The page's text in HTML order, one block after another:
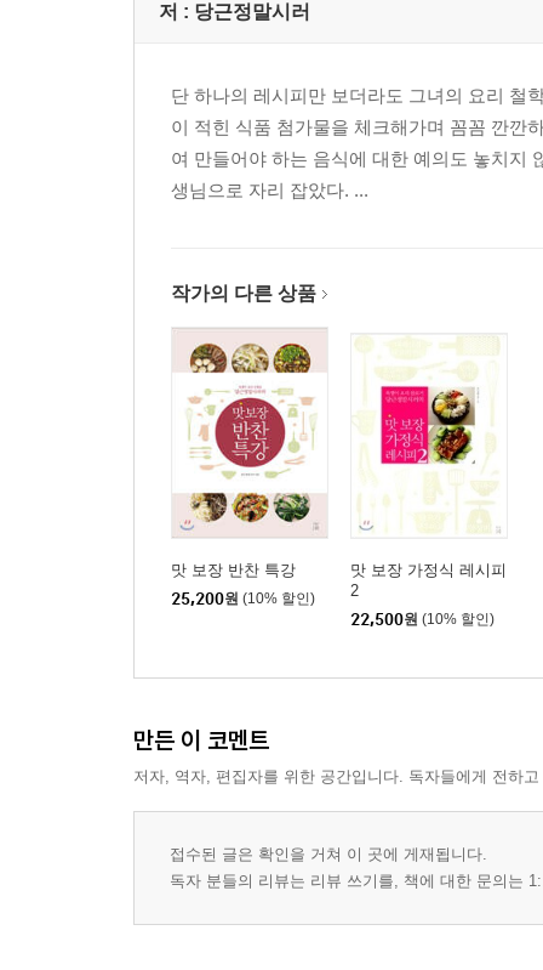
소고기뭇국 + 우럭조림 + 깻잎순조림 + 유자청멸
Part 3. 당근정말시러의 우리집 강력추천 레시피
전기밥솥 수육
보쌈 무김치
닭고기치즈감자전
돼지고기감자채볶음
LA갈비찜
서울 4대문파 탕수육
돼지목살 수비드
밀피유 돈가스
난자완스
닭안심가스
도로도로 앙소스
돼지고기장조림
저 : 당근정말시러
단 하나의 레시피만 보더라도 그녀의 요리 철
이 적힌 식품 첨가물을 체크해가며 꼼꼼 깐깐
여 만들어야 하는 음식에 대한 예의도 놓치지
생님으로 자리 잡았다. ...
작가의 다른 상품
맛 보장 반찬 특강
25,200원 (10% 할인)
맛 보장 가정식 레시피
2
22,500원 (10% 할인)
만든 이 코멘트
저자, 역자, 편집자를 위한 공간입니다. 독자들에게 전하
접수된 글은 확인을 거쳐 이 곳에 게재됩니다.
독자 분들의 리뷰는 리뷰 쓰기를, 책에 대한 문의는